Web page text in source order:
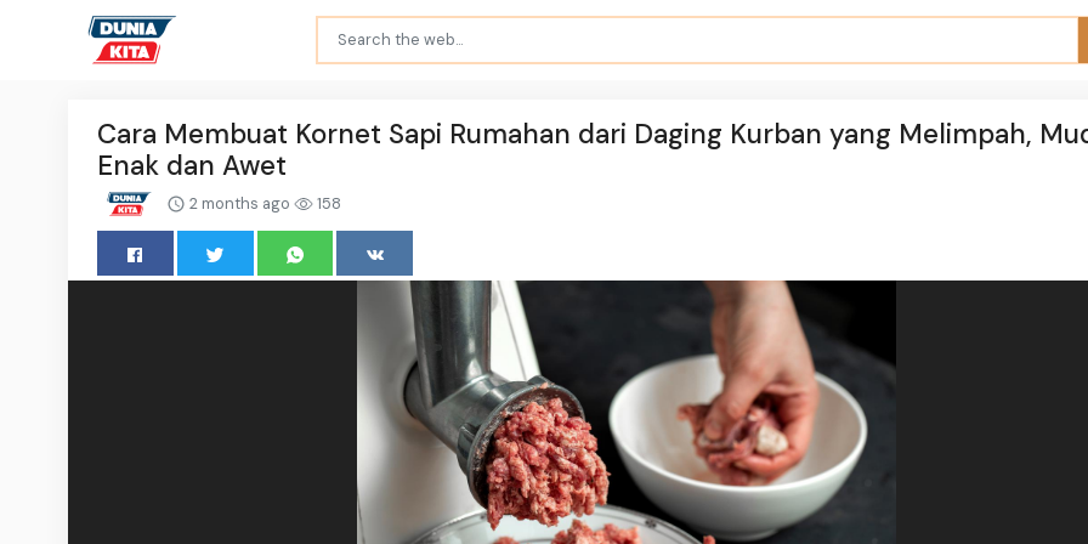
Cara Membuat Kornet Sapi Rumahan dari Daging Kurban yang Melimpah,
Enak dan Awet
2 months ago 158